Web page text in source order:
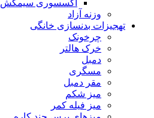
اکسسوری سیمکش
وزنه آزاد
تهجیزات بدنسازی خانگی
چرخونک
خرک هالتر
دمبل
مسگری
مقر دمبل
میز شکم
میز فیله کمر